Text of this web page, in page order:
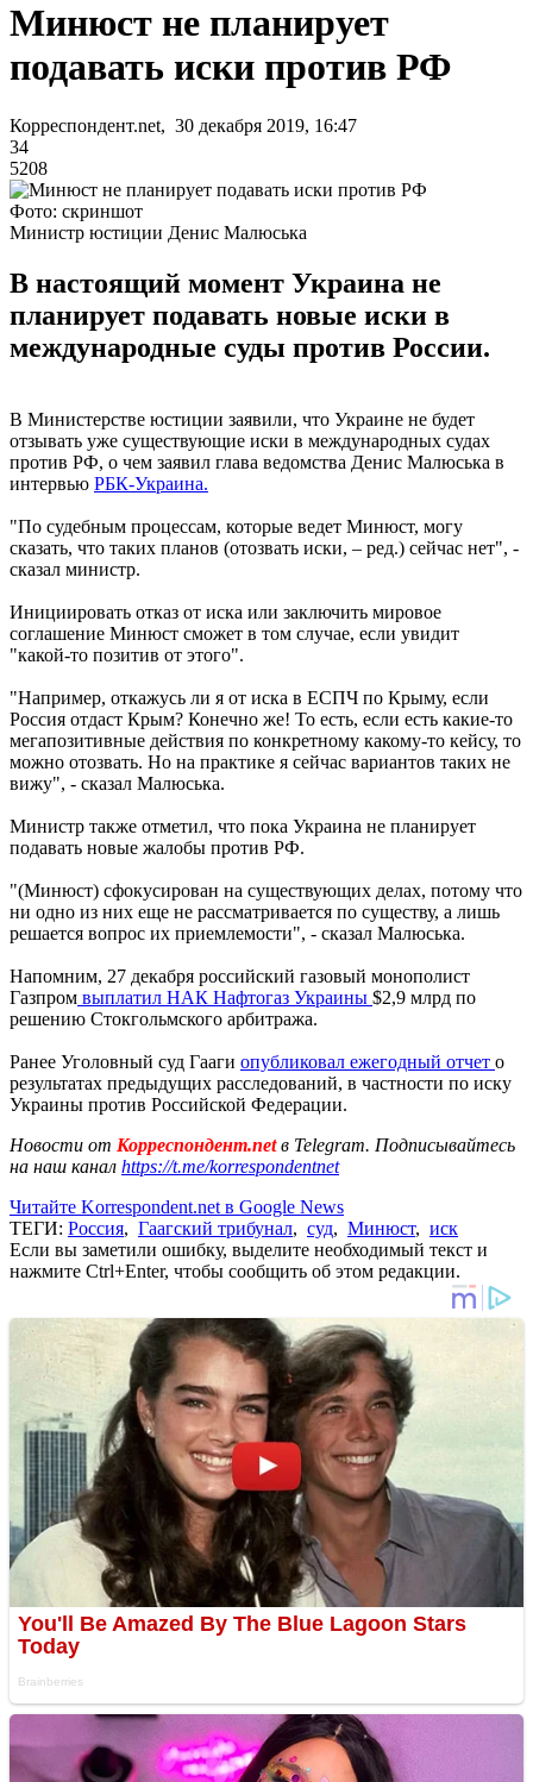
Минюст не планирует
подавать иски против РФ
Корреспондент.net, 30 декабря 2019, 16:47
34
5208
Фото: скриншот
Министр юстиции Денис Малюська
В настоящий момент Украина не
планирует подавать новые иски в
международные суды против России.
В Министерстве юстиции заявили, что Украине не будет
отзывать уже существующие иски в международных судах
против РФ, о чем заявил глава ведомства Денис Малюська в
интервью РБК-Украина.
"По судебным процессам, которые ведет Минюст, могу
сказать, что таких планов (отозвать иски, – ред.) сейчас нет", -
сказал министр.
Инициировать отказ от иска или заключить мировое
соглашение Минюст сможет в том случае, если увидит
"какой-то позитив от этого".
"Например, откажусь ли я от иска в ЕСПЧ по Крыму, если
Россия отдаст Крым? Конечно же! То есть, если есть какие-то
мегапозитивные действия по конкретному какому-то кейсу, то
можно отозвать. Но на практике я сейчас вариантов таких не
вижу", - сказал Малюська.
Министр также отметил, что пока Украина не планирует
подавать новые жалобы против РФ.
"(Минюст) сфокусирован на существующих делах, потому что
ни одно из них еще не рассматривается по существу, а лишь
решается вопрос их приемлемости", - сказал Малюська.
Напомним, 27 декабря российский газовый монополист
Газпром выплатил НАК Нафтогаз Украины $2,9 млрд по
решению Стокгольмского арбитража.
Ранее Уголовный суд Гааги опубликовал ежегодный отчет о
результатах предыдущих расследований, в частности по иску
Украины против Российской Федерации.
Новости от Корреспондент.netв Telegram. Подписывайтесь
на наш канал https://t.me/korrespondentnet
Читайте Korrespondent.net в Google News
ТЕГИ: Россия, Гаагский трибунал, суд, Минюст, иск
Если вы заметили ошибку, выделите необходимый текст и
нажмите Ctrl+Enter, чтобы сообщить об этом редакции.